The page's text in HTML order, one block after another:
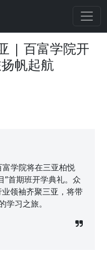
| 百富学院开
帆起航
学院将在三亚柏悦
”首期班开学典礼。众
领袖齐聚三亚，将带
习之旅。